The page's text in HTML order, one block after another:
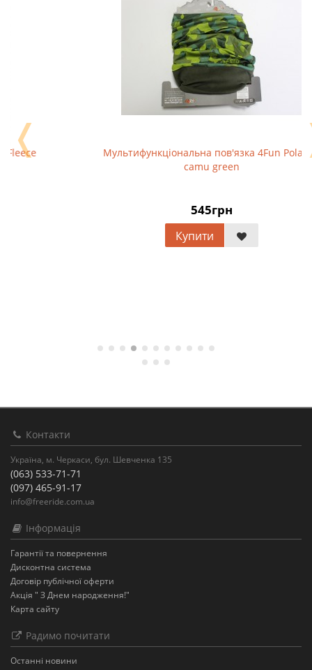
Мультифункціональна пов'язка 4Fun Polartec
❬
Контакти
Україна, м. Черкаси, бул. Шевченка 135
(063) 533-71-71
(097) 465-91-17
info@freeride.com.ua
Інформація
Гарантії та повернення
Дисконтна система
Договір публічної оферти
Акція " З Днем народження!"
Карта сайту
Радимо почитати
Останнi новини